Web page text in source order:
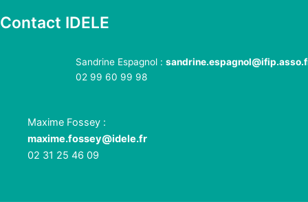
Contact IDELE
Sandrine Espagnol :
02 99 60 99 98
Maxime Fossey :
maxime.fossey@idele.fr
02 31 25 46 09